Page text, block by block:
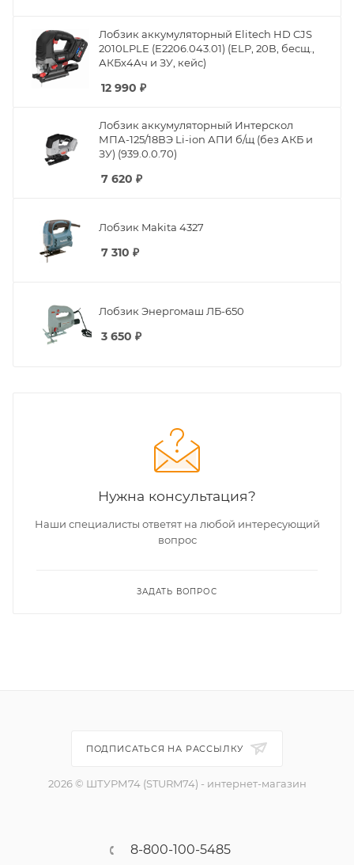
Лобзик аккумуляторный Elitech HD CJS
2010LPLE (E2206.043.01) (ELP, 20В, бесщ.,
АКБx4Ач и ЗУ, кейс)
12 990 ₽
Лобзик аккумуляторный Интерскол
МПА-125/18ВЭ Li-ion АПИ б/щ (без АКБ и
ЗУ) (939.0.0.70)
7 620 ₽
Лобзик Makita 4327
7 310 ₽
Лобзик Энергомаш ЛБ-650
3 650 ₽
Нужна консультация?
Наши специалисты ответят на любой интересующий
вопрос
ЗАДАТЬ ВОПРОС
ПОДПИСАТЬСЯ НА РАССЫЛКУ
2026 © ШТУРМ74 (STURM74) - интернет-магазин
8-800-100-5485